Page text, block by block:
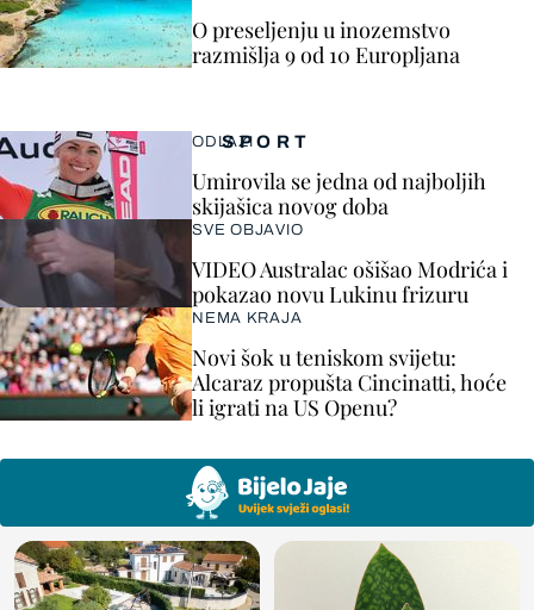
SPORT
ODLAZI
Umirovila se jedna od najboljih
skijašica novog doba
SVE OBJAVIO
VIDEO Australac ošišao Modrića i
pokazao novu Lukinu frizuru
NEMA KRAJA
Novi šok u teniskom svijetu:
Alcaraz propušta Cincinatti, hoće
li igrati na US Openu?
O preseljenju u inozemstvo
razmišlja 9 od 10 Europljana